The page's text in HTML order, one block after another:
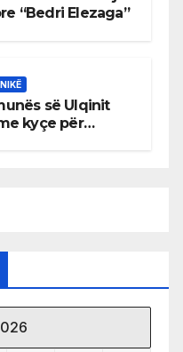
“Bedri Elezaga”
së Ulqinit
kyçe për